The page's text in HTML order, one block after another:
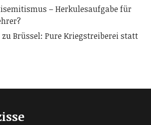
– Herkulesaufgabe für
zuBrüssel: Pure Kriegstreiberei statt